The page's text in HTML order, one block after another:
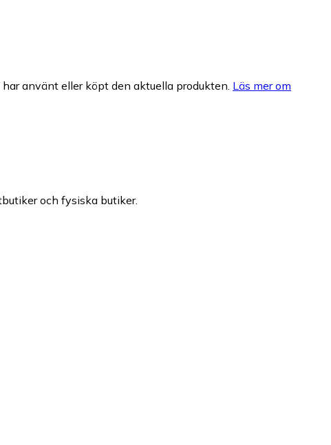
använt eller köpt den aktuella produkten. Läs mer om
och fysiska butiker.